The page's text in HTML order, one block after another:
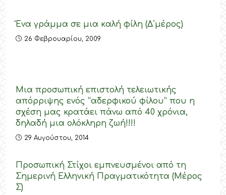
Ένα γράμμα σε μια καλή φίλη (Δ΄μέρος)
26 Φεβρουαρίου, 2009
Μια προσωπική επιστολή τελειωτικής
απόρριψης ενός “αδερφικού φίλου” που η
σχέση μας κρατάει πάνω από 40 χρόνια,
δηλαδή μια ολόκληρη ζωή!!!!
29 Αυγούστου, 2014
Προσωπική Στίχοι εμπνευσμένοι από τη
Σημερινή Ελληνική Πραγματικότητα (Μέρος
Σ)